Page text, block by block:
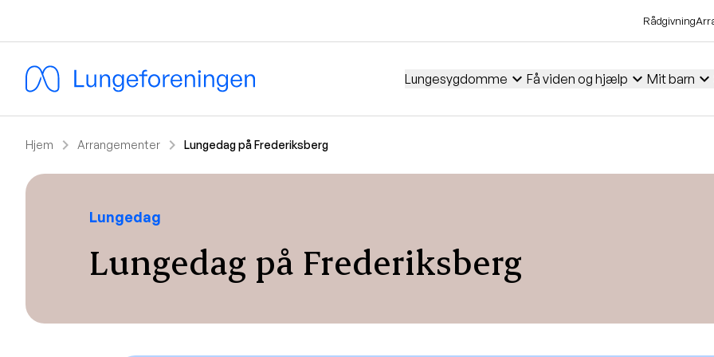
Rådgivning
Lungesygdomme expand_more Få viden og hjælp expand_more Mit barn expand_more
Hjem chevron_right Arrangementer chevron_right Lungedag på Frederiksberg
Lungedag
Lungedag på Frederiksberg